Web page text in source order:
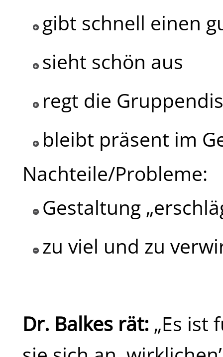
gibt schnell einen
sieht schön aus
regt die
bleibt präsent im
Nachteile/Probleme:
Gestaltung
zu viel und zu
Dr. Balkes rät: „Es ist